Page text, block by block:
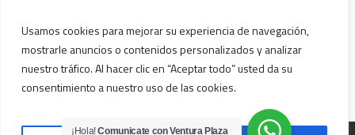
Usamos cookies para mejorar su experiencia de navegación,
mostrarle anuncios o contenidos personalizados y analizar
nuestro tráfico. Al hacer clic en “Aceptar todo” usted da su
consentimiento a nuestro uso de las cookies.
¡Hola!Comunicate con Ventura Plaza